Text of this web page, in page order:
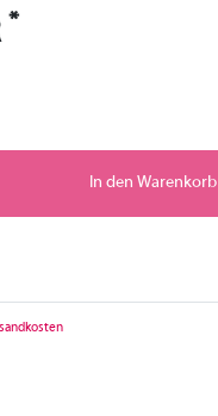
*
In den Warenkorb